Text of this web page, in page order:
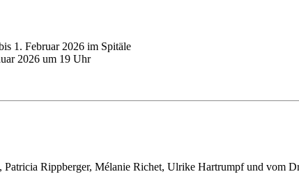
1. Februar 2026 im Spitäle
2026 um 19 Uhr
Rippberger, Mélanie Richet, Ulrike Hartrumpf und vom